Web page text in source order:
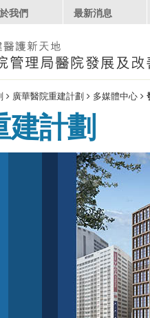
我們 最新消息
廣華醫院重建計劃 多媒體中心
建計劃